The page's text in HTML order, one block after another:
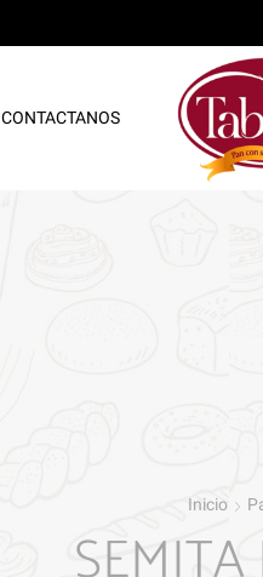
CONTACTANOS
Inicio